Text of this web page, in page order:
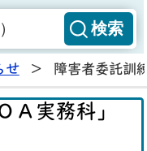
せ > 障害者委託訓
Ａ実務科」